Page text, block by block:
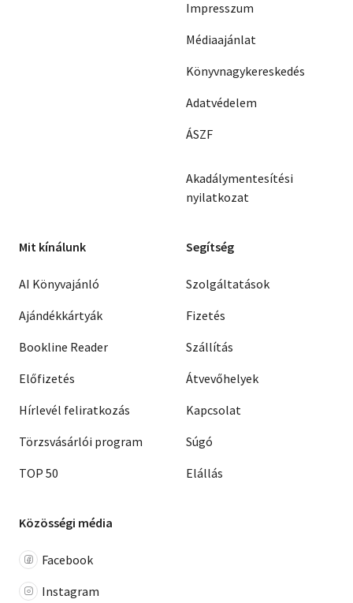
Impresszum
Médiaajánlat
Könyvnagykereskedés
Adatvédelem
ÁSZF
Akadálymentesítési
nyilatkozat
Mit kínálunk
AI Könyvajánló
Ajándékkártyák
Bookline Reader
Előfizetés
Hírlevél feliratkozás
Törzsvásárlói program
TOP 50
Segítség
Szolgáltatások
Fizetés
Szállítás
Átvevőhelyek
Kapcsolat
Súgó
Elállás
Közösségi média
Facebook
Instagram